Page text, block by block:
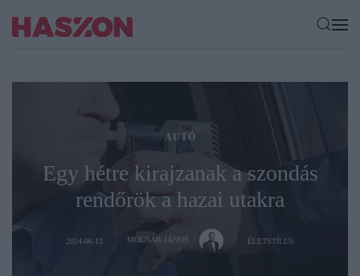
AUTÓ
Egy hétre kirajzanak a szondás
rendőrök a hazai utakra
2024-06-13 MOLNÁR JÁNOS ÉLETSTÍLUS